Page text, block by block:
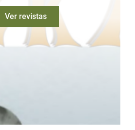
Ver revistas